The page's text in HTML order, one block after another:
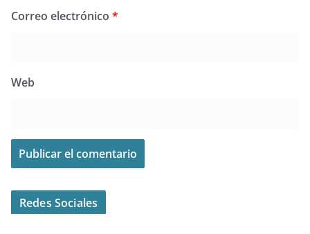
Correo electrónico *
Web
Redes Sociales